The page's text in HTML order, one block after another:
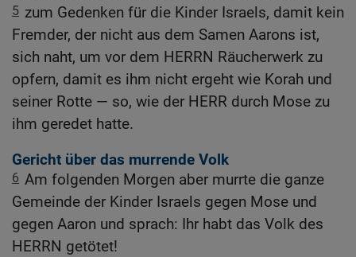
5 zum Gedenken für die Kinder Israels, damit kein
Fremder, der nicht aus dem Samen Aarons ist,
sich naht, um vor dem HERRN Räucherwerk zu
opfern, damit es ihm nicht ergeht wie Korah und
seiner Rotte — so, wie der HERR durch Mose zu
ihm geredet hatte.
Gericht über das murrende Volk
6 Am folgenden Morgen aber murrte die ganze
Gemeinde der Kinder Israels gegen Mose und
gegen Aaron und sprach: Ihr habt das Volk des
HERRN getötet!